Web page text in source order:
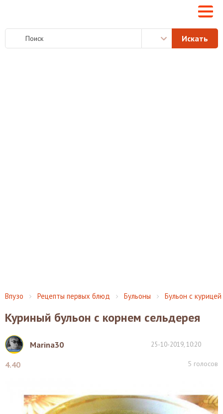
Впузо Рецепты первых блюд Бульоны Бульон с курицей
Куриный бульон с корнем сельдерея
Marina30 25-10-2019, 10:20
4.40 5 голосов